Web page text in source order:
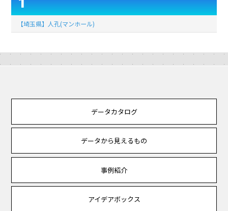
【埼玉県】人孔(マンホール)
データカタログ
データから見えるもの
事例紹介
アイデアボックス